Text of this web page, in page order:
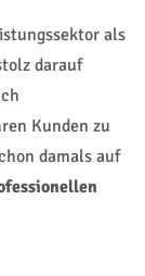
als
darauf
Kunden zu
damals auf